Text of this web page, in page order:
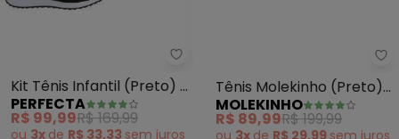
Perfecta - Kit Tênis Infantil
Kit Tênis Infantil (Preto) +
Mochila + Squezze
PERFECTA
R$ 99,99R$ 169,99
ou 3x de R$ 33,33 sem juros
Tênis Molekinho (Preto)
em Tecido
MOLEKINHO
R$ 89,99R$ 199,99
ou 3x de R$ 29,99 sem juros